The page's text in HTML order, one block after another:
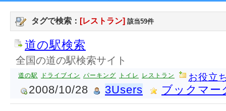
タグで検索： [レストラン] 該当59件
道の駅検索
全国の道の駅検索サイト
道の駅 ドライブイン パーキング トイレ レストラン お役立
2008/10/28 3Users ブックマー